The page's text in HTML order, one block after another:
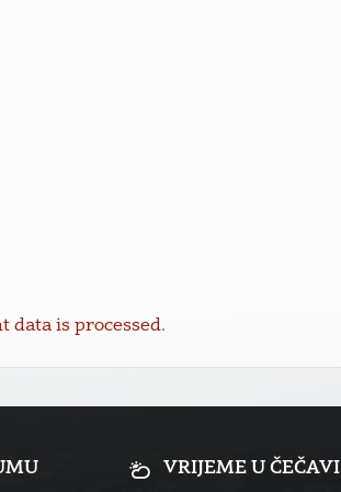
data is processed.
VRIJEME U ČEČAVI